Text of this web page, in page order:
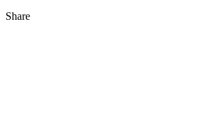
Share